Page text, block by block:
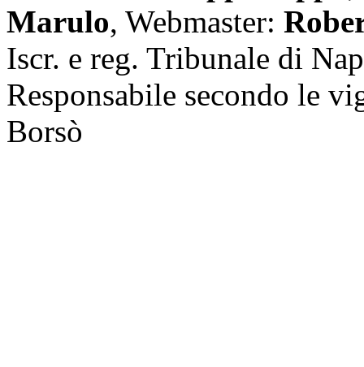
Marulo, Webmaster:
Iscr. e reg. Tribunale di
Responsabile secondo le
Borsò